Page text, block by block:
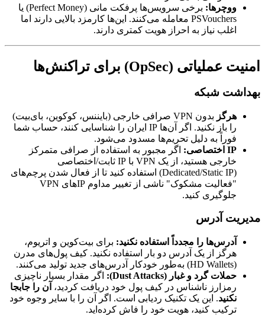
ووچرها:
برخی سرویس‌ها پرفکت مانی (Perfect Money) یا
PSVouchers معامله می‌کنند. این‌ها کارمزد بالایی دارند اما
اغلب نیاز به احراز هویت کمتری دارند.
امنیت عملیاتی (OpSec) برای تراکنش‌ها
بهداشت شبکه
هرگز
بدون VPN صرافی خارجی (بایننس، کوکوین، بای‌بیت)
را باز نکنید. اگر آن‌ها IP ایران را شناسایی کنند، حساب شما
فوراً به دلیل تحریم‌ها مسدود می‌شود.
IP اختصاصی:
اگر مجبور به استفاده از صرافی متمرکز
خارجی هستید، از یک VPN با IP ثابت/اختصاصی
(Dedicated/Static IP) استفاده کنید تا از فعال شدن پرچم‌های
"فعالیت مشکوک" ناشی از تغییر مداوم IPهای VPN
جلوگیری کنید.
مدیریت آدرس
آدرس‌ها را مجدداً استفاده نکنید: برای بیت‌کوین و اتریوم،
هرگز از یک آدرس دو بار استفاده نکنید. کیف پول‌های مدرن
(HD Wallets) به‌طور خودکار آدرس‌های جدید تولید می‌کنند.
حملات گرد و غبار (Dust Attacks):
اگر مقدار بسیار ناچیزی
رمزارز ناشناس در کیف پول خود دریافت کردید، آن را جابجا
نکنید. این یک تکنیک ردیابی است. اگر آن را با سایر وجوه خود
ترکیب کنید، هویت خود را فاش کرده‌اید.